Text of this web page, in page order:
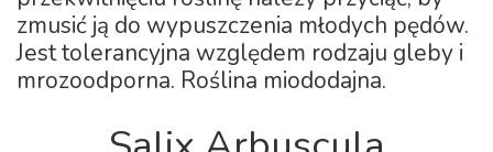
zmusić ją do wypuszczenia młodych pędów.
Jest tolerancyjna względem rodzaju gleby i
mrozoodporna. Roślina miododajna.